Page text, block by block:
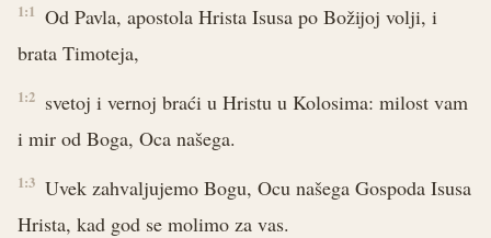
1:1 Od Pavla, apostola Hrista Isusa po Božijoj volji, i
brata Timoteja,
1:2 svetoj i vernoj braći u Hristu u Kolosima: milost vam
i mir od Boga, Oca našega.
1:3 Uvek zahvaljujemo Bogu, Ocu našega Gospoda Isusa
Hrista, kad god se molimo za vas.